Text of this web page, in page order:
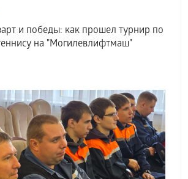
и победы: как прошел турнир по
на "Могилевлифтмаш"